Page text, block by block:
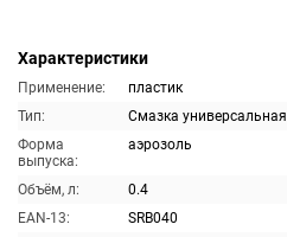
Характеристики
Применение:
пластик
Тип:
Смазка универсальная
Форма
выпуска:
аэрозоль
Объём, л:
0.4
EAN-13:
SRB040